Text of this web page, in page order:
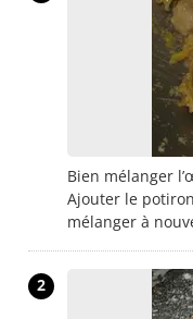
Bien mélanger
Ajouter le
mélanger à
2